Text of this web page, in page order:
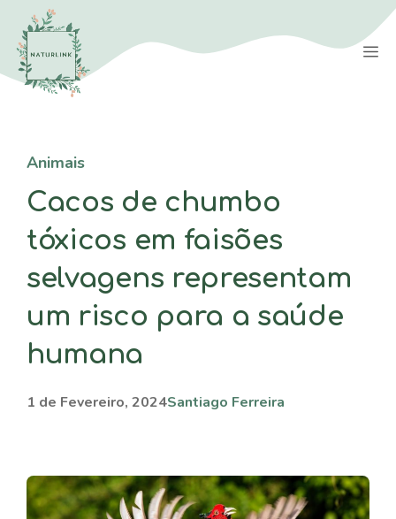
Saltar
para
conteúdo
Animais
Cacos de chumbo
tóxicos em faisões
selvagens representam
um risco para a saúde
humana
1 de Fevereiro, 2024Santiago Ferreira